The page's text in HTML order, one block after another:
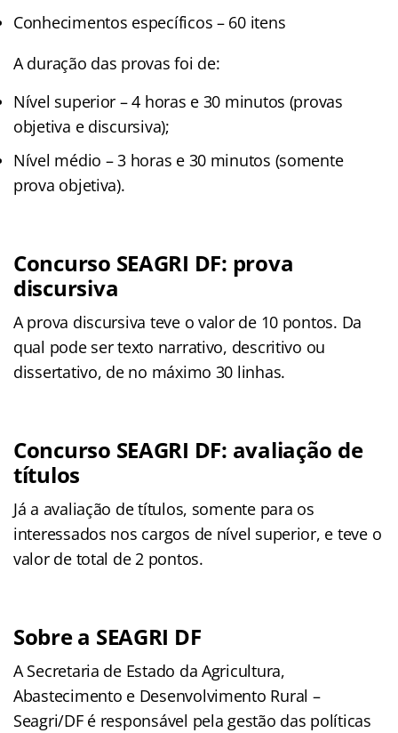
Conhecimentos específicos – 60 itens
A duração das provas foi de:
Nível superior – 4 horas e 30 minutos (provas
objetiva e discursiva);
Nível médio – 3 horas e 30 minutos (somente
prova objetiva).
Concurso SEAGRI DF: prova
discursiva
A prova discursiva teve o valor de 10 pontos. Da
qual pode ser texto narrativo, descritivo ou
dissertativo, de no máximo 30 linhas.
Concurso SEAGRI DF: avaliação de
títulos
Já a avaliação de títulos, somente para os
interessados nos cargos de nível superior, e teve o
valor de total de 2 pontos.
Sobre a SEAGRI DF
A Secretaria de Estado da Agricultura,
Abastecimento e Desenvolvimento Rural –
Seagri/DF é responsável pela gestão das políticas